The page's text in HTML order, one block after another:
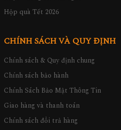
Hộp quà Tết 2026
CHÍNH SÁCH VÀ QUY ĐỊNH
Chính sách & Quy định chung
Chính sách bảo hành
Chính Sách Bảo Mật Thông Tin
Giao hàng và thanh toán
Chính sách đổi trả hàng